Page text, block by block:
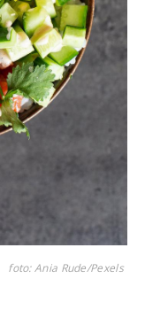
foto: Ania Rude/Pexels